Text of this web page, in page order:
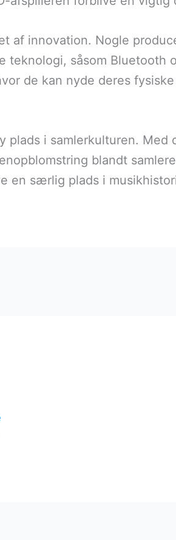
af innovation. Nogle
såsom Bluetooth
de kan nyde deres
i samlerkulturen.
blandt
en særlig plads i